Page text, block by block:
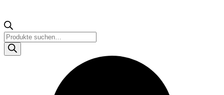
Products
search